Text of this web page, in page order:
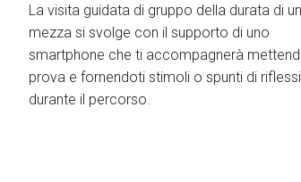
La visita guidata di gruppo della durata di
mezza si svolge con il supporto di uno
smartphone che ti accompagnerà
prova e fornendoti stimoli o spunti di
durante il percorso.